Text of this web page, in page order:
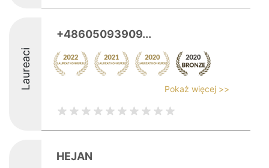
Laureaci
+48605093909...
Pokaż więcej >>
HEJAN